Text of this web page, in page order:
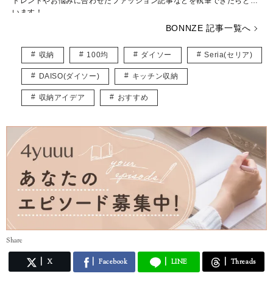
います！
BONNZE 記事一覧へ
収納 100均 ダイソー Seria(セリア)
DAISO(ダイソー) キッチン収納
収納アイデア おすすめ
Share
X Facebook LINE Threads